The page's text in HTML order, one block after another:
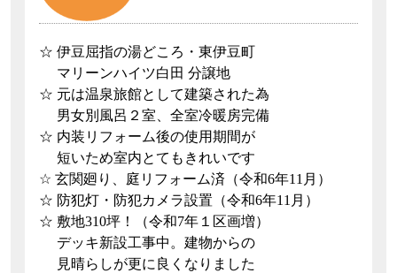
☆ 伊豆屈指の湯どころ・東伊豆町
マリーンハイツ白田 分譲地
☆ 元は温泉旅館として建築された為
男女別風呂２室、全室冷暖房完備
☆ 内装リフォーム後の使用期間が
短いため室内とてもきれいです
☆ 玄関廻り、庭リフォーム済（令和6年11月）
☆ 防犯灯・防犯カメラ設置（令和6年11月）
☆ 敷地310坪！（令和7年１区画増）
デッキ新設工事中。建物からの
見晴らしが更に良くなりました